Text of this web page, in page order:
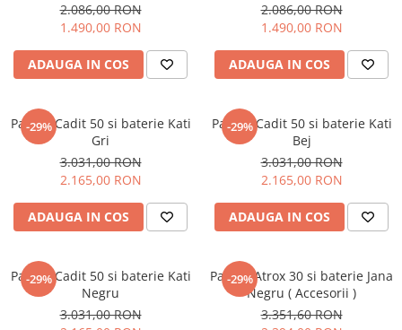
2.086,00 RON
1.490,00 RON
ADAUGA IN COS
2.086,00 RON
1.490,00 RON
ADAUGA IN COS
-29%
Pachet Cadit 50 si baterie Kati
Gri
3.031,00 RON
2.165,00 RON
ADAUGA IN COS
-29%
Pachet Cadit 50 si baterie Kati
Bej
3.031,00 RON
2.165,00 RON
ADAUGA IN COS
-29%
Pachet Cadit 50 si baterie Kati
Negru
3.031,00 RON
-29%
Pachet Atrox 30 si baterie Jana
Negru ( Accesorii )
3.351,60 RON